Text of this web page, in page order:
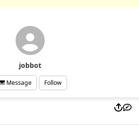
jobbot
Message Follow